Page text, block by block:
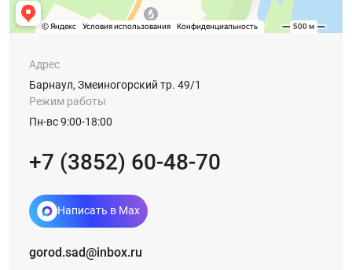
Адрес
Барнаул, Змеиногорский тр. 49/1
Режим работы
Пн-вс 9:00-18:00
+7 (3852) 60-48-70
Написать в Max
gorod.sad@inbox.ru